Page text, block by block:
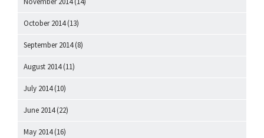
October 2014(13)
September 2014(8)
August 2014(11)
July 2014(10)
June 2014(22)
May 2014(16)